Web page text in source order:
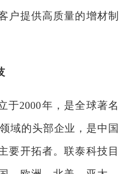
户提供高质量的增材制
于2000年，是全球著名
域的头部企业，是中国
要开拓者。联泰科技目